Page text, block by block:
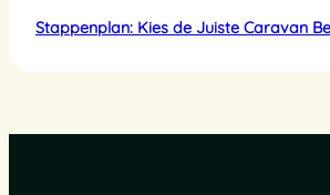
Stappenplan: Kies de Juiste Caravan